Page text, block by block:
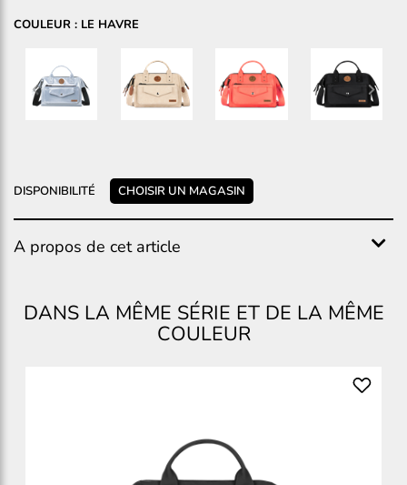
COULEUR : LE HAVRE
DISPONIBILITÉ CHOISIR UN MAGASIN
A propos de cet article
DANS LA MÊME SÉRIE ET DE LA MÊME
COULEUR